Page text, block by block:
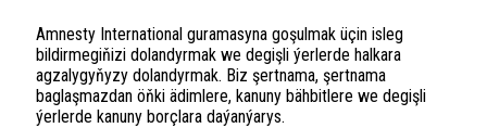
Amnesty International guramasyna goşulmak üçin isleg
bildirmegiňizi dolandyrmak we degişli ýerlerde halkara
agzalygyňyzy dolandyrmak. Biz şertnama, şertnama
baglaşmazdan öňki ädimlere, kanuny bähbitlere we degişli
ýerlerde kanuny borçlara daýanýarys.